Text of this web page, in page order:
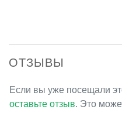
ОТЗЫВЫ
Если вы уже посещали
оставьте отзыв. Это